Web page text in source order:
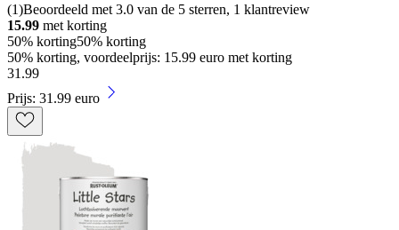
(1)Beoordeeld met 3.0 van de 5 sterren, 1 klantreview
15.99 met korting
50% korting50% korting
50% korting, voordeelprijs: 15.99 euro met korting
31 .99
Prijs: 31.99 euro